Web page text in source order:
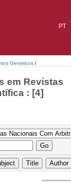
PT
Genéticos /
em Revistas
: [4]